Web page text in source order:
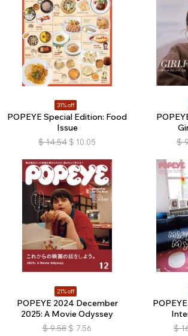
31% off
POPEYE Special Edition: Food
Issue
$ 14.54 $ 10.05 $
21% off
POPEYE 2024 December
2025: A Movie Odyssey
$ 9.58 $ 7.56 $